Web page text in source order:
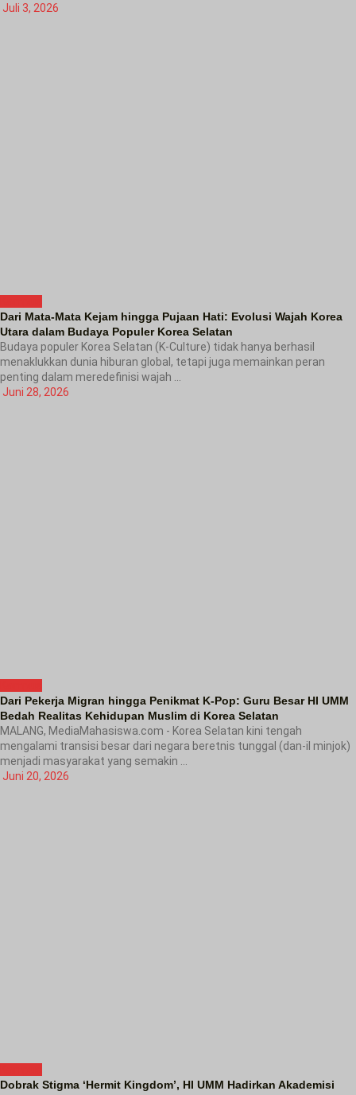
Juli 3, 2026
Dari Mata-Mata Kejam hingga Pujaan Hati: Evolusi Wajah Korea
Utara dalam Budaya Populer Korea Selatan
Budaya populer Korea Selatan (K-Culture) tidak hanya berhasil
menaklukkan dunia hiburan global, tetapi juga memainkan peran
penting dalam meredefinisi wajah ...
Juni 28, 2026
Dari Pekerja Migran hingga Penikmat K-Pop: Guru Besar HI UMM
Bedah Realitas Kehidupan Muslim di Korea Selatan
MALANG, MediaMahasiswa.com - Korea Selatan kini tengah
mengalami transisi besar dari negara beretnis tunggal (dan-il minjok)
menjadi masyarakat yang semakin ...
Juni 20, 2026
Dobrak Stigma ‘Hermit Kingdom’, HI UMM Hadirkan Akademisi